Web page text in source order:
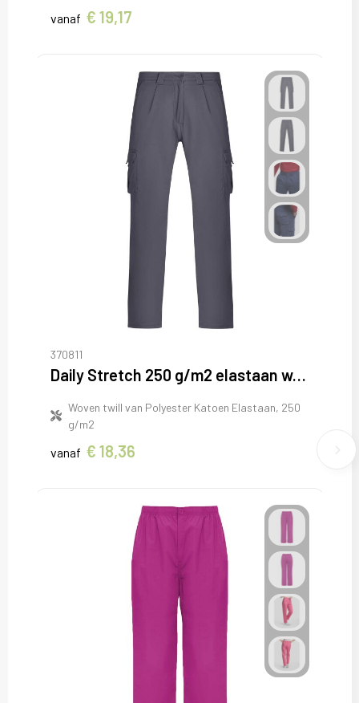
vanaf € 19,17
370811
Daily Stretch 250 g/m2 elastaan werkbroek
Woven twill van Polyester Katoen Elastaan, 250
g/m2
vanaf € 18,36